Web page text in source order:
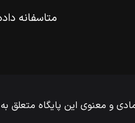
متاسفانه
و معنوی این پایگاه